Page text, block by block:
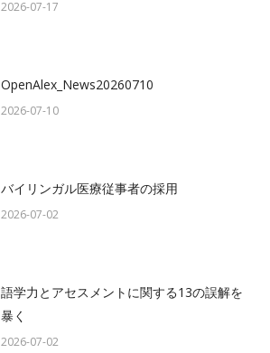
2026-07-17
OpenAlex_News20260710
2026-07-10
バイリンガル医療従事者の採用
2026-07-02
語学力とアセスメントに関する13の誤解を
暴く
2026-07-02